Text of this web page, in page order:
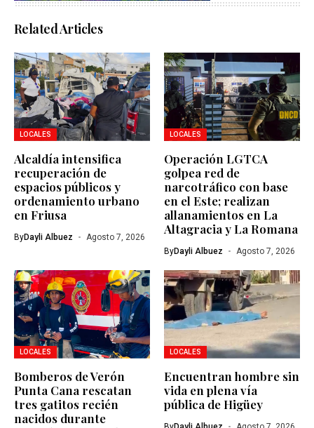
Related Articles
LOCALES
Alcaldía intensifica
recuperación de
espacios públicos y
ordenamiento urbano
en Friusa
ByDayli Albuez Agosto 7, 2026
LOCALES
Operación LGTCA
golpea red de
narcotráfico con base
en el Este; realizan
allanamientos en La
Altagracia y La Romana
ByDayli Albuez Agosto 7, 2026
LOCALES
Bomberos de Verón
Punta Cana rescatan
tres gatitos recién
nacidos durante
LOCALES
Encuentran hombre sin
vida en plena vía
pública de Higüey